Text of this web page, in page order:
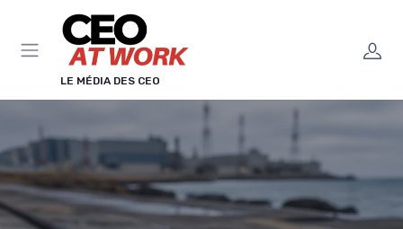
LE MÉDIA DES CEO
Panneau de gestion des cookies